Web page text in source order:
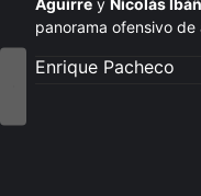
panorama ofensivo
Enrique Pacheco